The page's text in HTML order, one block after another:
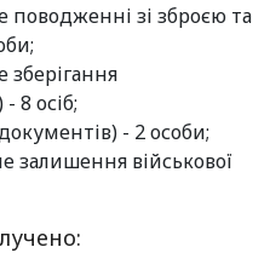
поводженні зі зброєю та
зберігання
8 осіб;
- 2 особи;
залишення військової